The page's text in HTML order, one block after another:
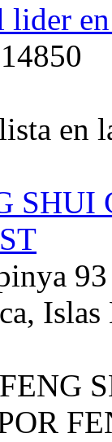
lider
en
93
Islas